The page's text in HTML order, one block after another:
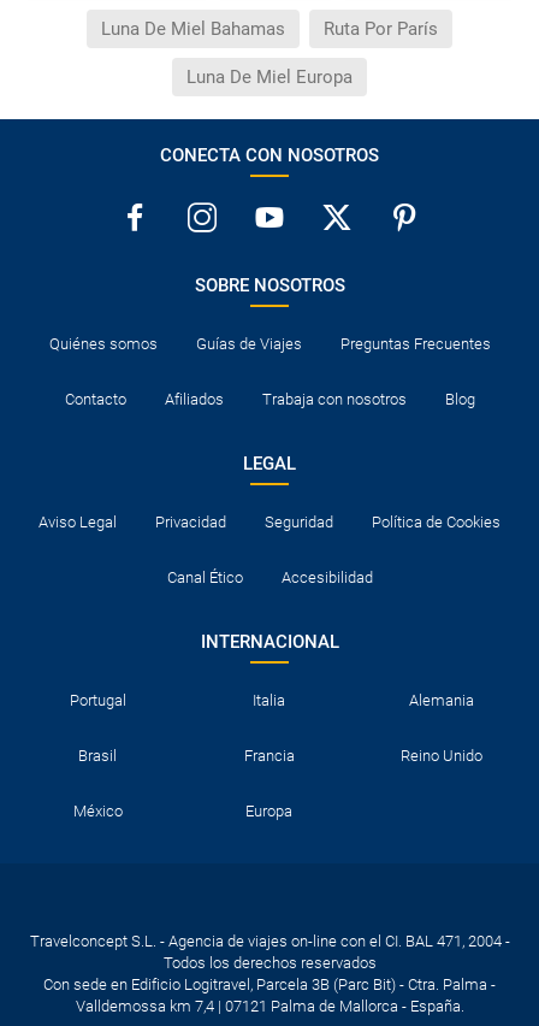
Luna De Miel Bahamas Ruta Por París
Luna De Miel Europa
CONECTA CON NOSOTROS
SOBRE NOSOTROS
Quiénes somos Guías de Viajes Preguntas Frecuentes
Contacto Afiliados Trabaja con nosotros Blog
LEGAL
Aviso Legal Privacidad Seguridad Política de Cookies
Canal Ético Accesibilidad
INTERNACIONAL
Portugal Italia Alemania
Brasil Francia Reino Unido
México Europa
Travelconcept S.L. - Agencia de viajes on-line con el CI. BAL 471, 2004 -
Todos los derechos reservados
Con sede en Edificio Logitravel, Parcela 3B (Parc Bit) - Ctra. Palma -
Valldemossa km 7,4 | 07121 Palma de Mallorca - España.